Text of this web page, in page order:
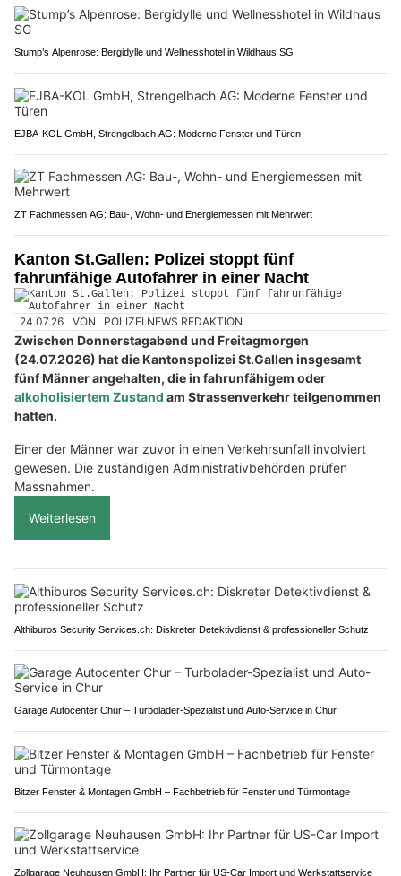
Stump’s Alpenrose: Bergidylle und Wellnesshotel in Wildhaus SG
EJBA-KOL GmbH, Strengelbach AG: Moderne Fenster und Türen
ZT Fachmessen AG: Bau-, Wohn- und Energiemessen mit Mehrwert
Kanton St.Gallen: Polizei stoppt fünf
fahrunfähige Autofahrer in einer Nacht
24.07.26 VON POLIZEI.NEWS REDAKTION
Zwischen Donnerstagabend und Freitagmorgen
(24.07.2026) hat die Kantonspolizei St.Gallen insgesamt
fünf Männer angehalten, die in fahrunfähigem oder
alkoholisiertem Zustand am Strassenverkehr teilgenommen
hatten.
Einer der Männer war zuvor in einen Verkehrsunfall involviert
gewesen. Die zuständigen Administrativbehörden prüfen
Massnahmen.
Weiterlesen
Althiburos Security Services.ch: Diskreter Detektivdienst & professioneller Schutz
Garage Autocenter Chur – Turbolader-Spezialist und Auto-Service in Chur
Bitzer Fenster & Montagen GmbH – Fachbetrieb für Fenster und Türmontage
Zollgarage Neuhausen GmbH: Ihr Partner für US-Car Import und Werkstattservice